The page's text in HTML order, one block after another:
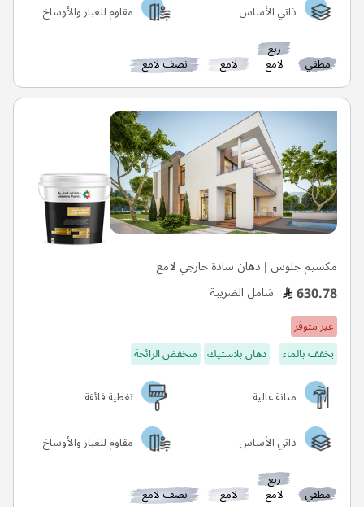
ذاتي الأساس
مقاوم للغبار والأوساخ
مطفي
ربع
لامع لامع نصف لامع
مكسيم جلوس | دهان سادة خارجي لامع
630.78 شامل الضريبة
غير متوفر
يخفف بالماء
دهان بلاستيك منخفض الرائحة
متانة عالية
تغطية فائقة
ذاتي الأساس
مقاوم للغبار والأوساخ
مطفي
ربع
لامع لامع نصف لامع